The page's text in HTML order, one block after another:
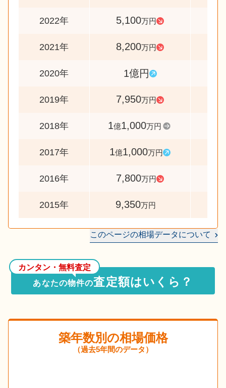
2022年 5,100万円
2021年 8,200万円
2020年 1億円
2019年 7,950万円
2018年 1億1,000万円
2017年 1億1,000万円
2016年 7,800万円
2015年 9,350万円
このページの相場データについて
カンタン・無料査定
あなたの物件の査定額はいくら？
築年数別の相場価格
（過去5年間のデータ）